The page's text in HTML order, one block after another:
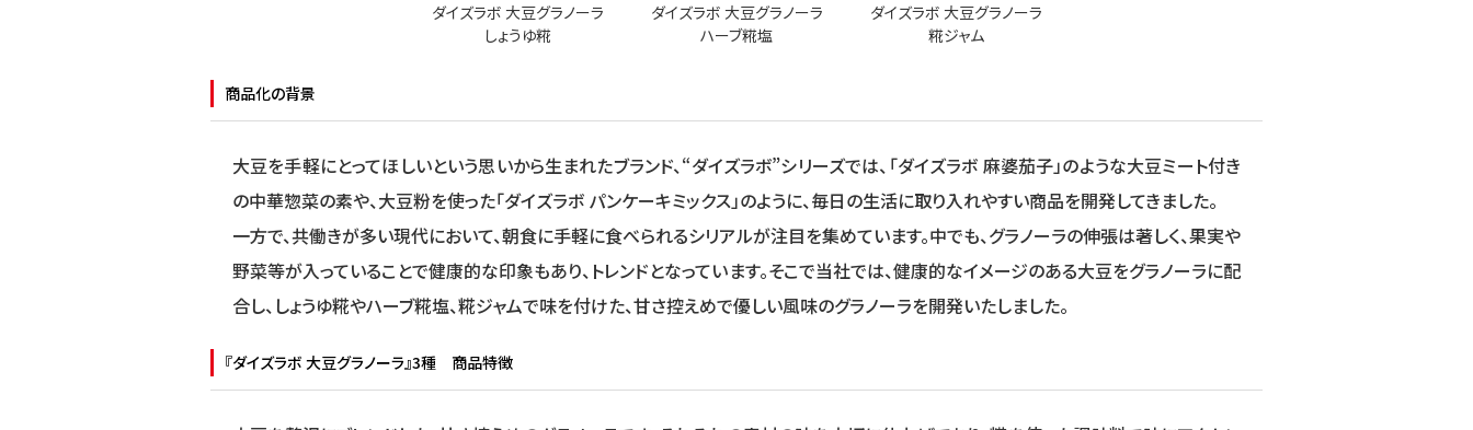
ダイズラボ 大豆グラノーラ
しょうゆ糀
ダイズラボ 大豆グラノーラ
ハーブ糀塩
ダイズラボ 大豆グラノーラ
糀ジャム
商品化の背景
大豆を手軽にとってほしいという思いから生まれたブランド、“ダイズラボ”シリーズでは、「ダイズラボ 麻婆茄子」のような大豆ミート付き
の中華惣菜の素や、大豆粉を使った「ダイズラボ パンケーキミックス」のように、毎日の生活に取り入れやすい商品を開発してきました。
一方で、共働きが多い現代において、朝食に手軽に食べられるシリアルが注目を集めています。中でも、グラノーラの伸張は著しく、果実や
野菜等が入っていることで健康的な印象もあり、トレンドとなっています。そこで当社では、健康的なイメージのある大豆をグラノーラに配
合し、しょうゆ糀やハーブ糀塩、糀ジャムで味を付けた、甘さ控えめで優しい風味のグラノーラを開発いたしました。
『ダイズラボ 大豆グラノーラ』3種 商品特徴